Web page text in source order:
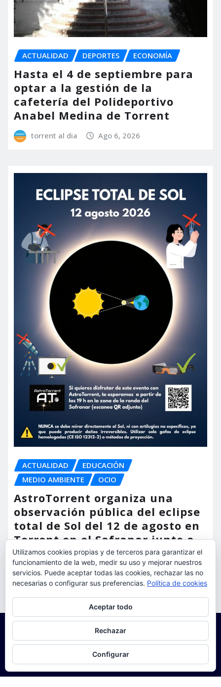
ACTUALIDAD DEPORTES ECONOMÍA
Hasta el 4 de septiembre para
optar a la gestión de la
cafetería del Polideportivo
Anabel Medina de Torrent
torrent al dia Ago 6, 2026
ACTUALIDAD
EDUCACIÓN
MEDIO AMBIENTE
OCIO
AstroTorrent organiza una
observación pública del eclipse
total de Sol del 12 de agosto en
Torrent en el Safranar junto a
las vías del AVE
torrent al dia Ago 5, 2026
Utilizamos cookies propias y de terceros para garantizar el
funcionamiento de la web, medir su uso y mejorar nuestros
servicios. Puede aceptar todas las cookies, rechazar las no
necesarias o configurar sus preferencias. Política de cookies
Aceptar todo
Rechazar
Configurar
Para obtener más información, incluido cómo gestionar las cookies,